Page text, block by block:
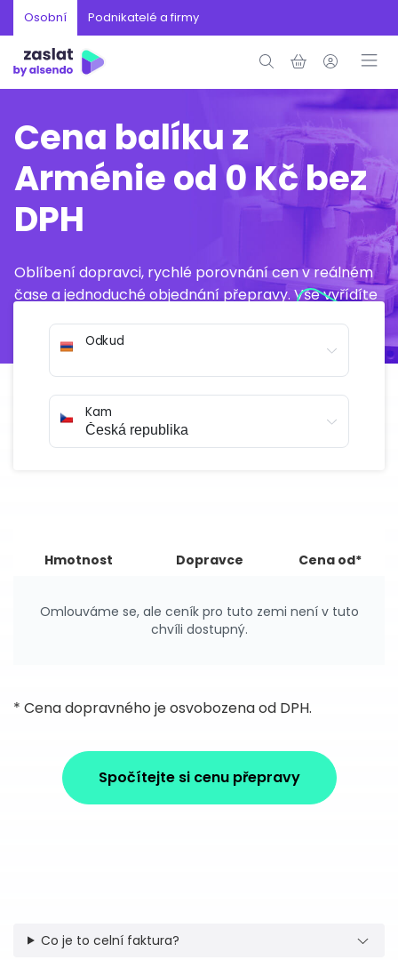
Osobní Podnikatelé a firmy
Cena balíku z
Arménie od 0 Kč bez
DPH
Oblíbení dopravci, rychlé porovnání cen v reálném
čase a jednoduché objednání přepravy. Vše vyřídíte
Odkud
Kam
Hmotnost Dopravce Cena od*
Omlouváme se, ale ceník pro tuto zemi není v tuto
chvíli dostupný.
* Cena dopravného je osvobozena od DPH.
Spočítejte si cenu přepravy
Co je to celní faktura?